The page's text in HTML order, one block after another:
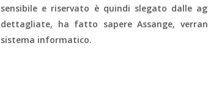
sensibile e riservato è quindi slegato dalle
dettagliate, ha fatto sapere Assange,
sistema informatico.